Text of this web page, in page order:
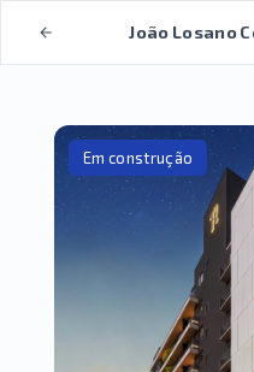
João Losano
Em construção